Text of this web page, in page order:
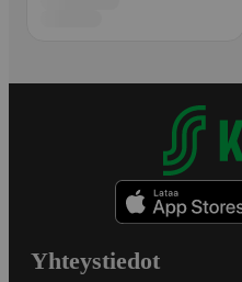
Yhteystiedot